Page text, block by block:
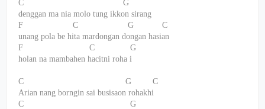
C
G
denggan ma nia molo tung ikkon sirang
F
C G
C
unang pola be hita mardongan dongan hasian
F
C
G
holan na mambahen hacitni roha i
C G
C
Arian nang borngin sai busisaon rohakhi
C
G